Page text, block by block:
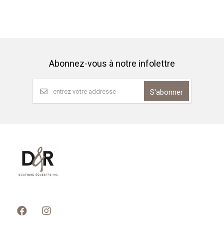
Abonnez-vous à notre infolettre
S'abonner